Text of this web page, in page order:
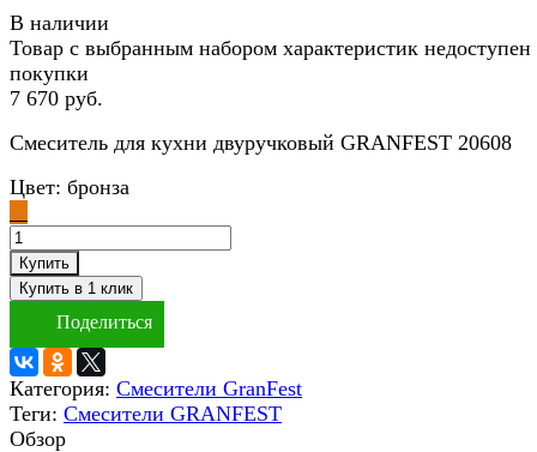
В наличии
Товар с выбранным набором характеристик недоступен
покупки
7 670 руб.
Смеситель для кухни двуручковый GRANFEST 20608
Цвет: бронза
Купить
Поделиться
Категория: Смесители GranFest
Теги: Смесители GRANFEST
Обзор